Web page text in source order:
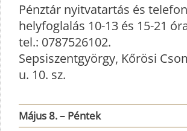
Pénztár nyitvatartás és
helyfoglalás 10-13 és 15-21
tel.: 0787526102.
Sepsiszentgyörgy, Kőrösi
u. 10. sz.
Május 8. – Péntek